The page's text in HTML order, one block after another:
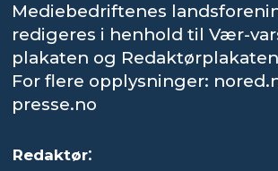
Mediebedriftenes
redigeres i henhold til Vær-
plakaten og
For flere opplysninger:
presse.no
Redaktør: